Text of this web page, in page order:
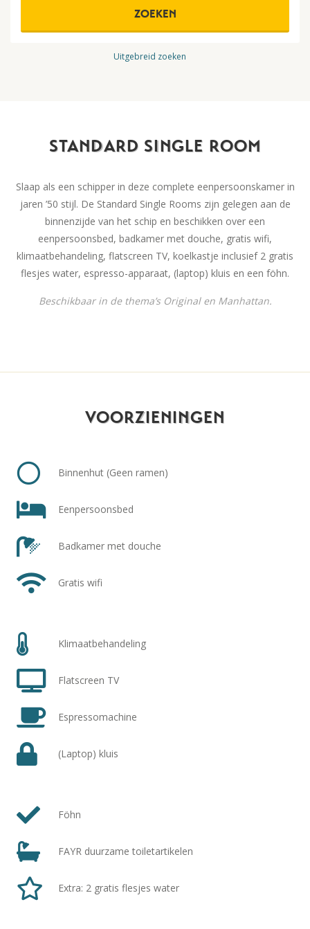
ZOEKEN
Uitgebreid zoeken
STANDARD SINGLE ROOM
Slaap als een schipper in deze complete eenpersoonskamer in
jaren ’50 stijl. De Standard Single Rooms zijn gelegen aan de
binnenzijde van het schip en beschikken over een
eenpersoonsbed, badkamer met douche, gratis wifi,
klimaatbehandeling, flatscreen TV, koelkastje inclusief 2 gratis
flesjes water, espresso-apparaat, (laptop) kluis en een föhn.
Beschikbaar in de thema’s Original en Manhattan.
VOORZIENINGEN
Binnenhut (Geen ramen)
Eenpersoonsbed
Badkamer met douche
Gratis wifi
Klimaatbehandeling
Flatscreen TV
Espressomachine
(Laptop) kluis
Föhn
FAYR duurzame toiletartikelen
Extra: 2 gratis flesjes water